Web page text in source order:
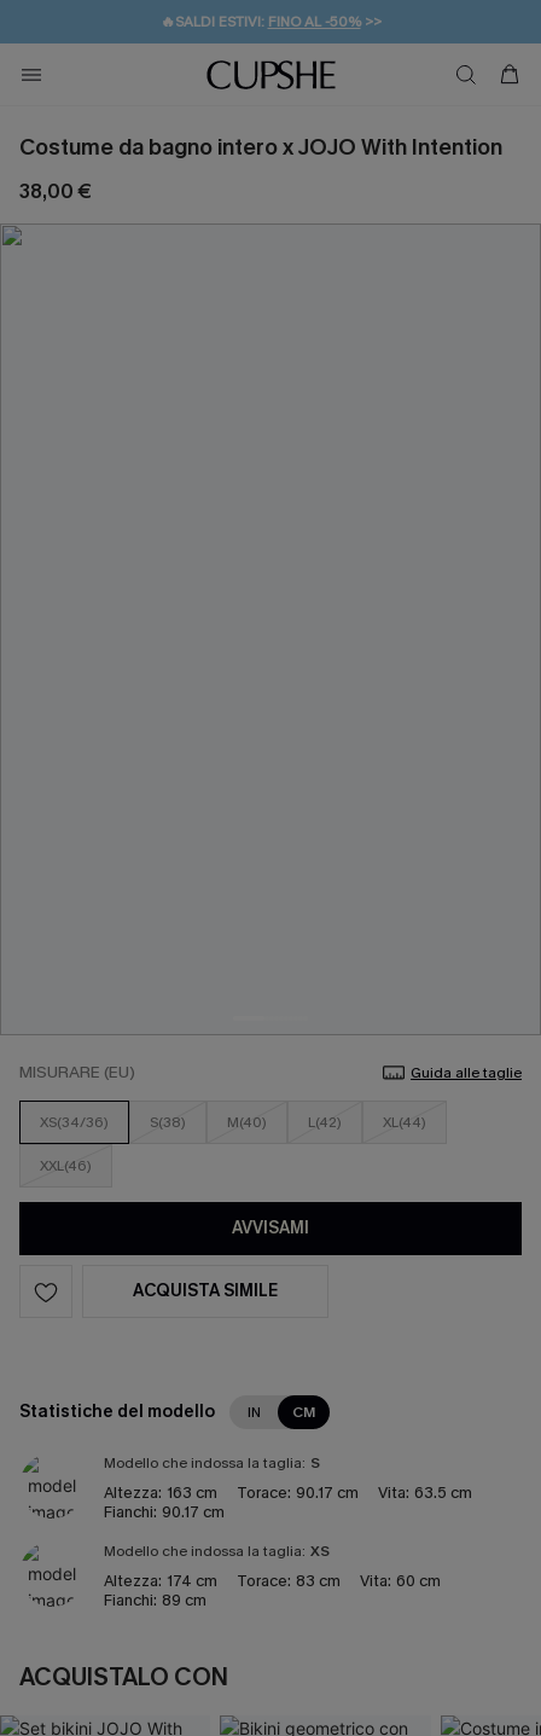
🔥SALDI ESTIVI: FINO AL -50%>>
🚚SPEDIZIONE GRATUITA DA 49€
💌REGALO PER I NUOVI: 20% DI SCONTO*
Costume da bagno intero x JOJO With Intention
38,00 €
MISURARE (EU) Guida alle taglie
XS(34/36) S(38) M(40) L(42) XL(44)
XXL(46)
AVVISAMI
ACQUISTA SIMILE
Statistiche del modello IN CM
Modello che indossa la taglia: S
Altezza: 163 cm Torace: 90.17 cm Vita: 63.5 cm
Fianchi: 90.17 cm
Modello che indossa la taglia: XS
Altezza: 174 cm Torace: 83 cm Vita: 60 cm
Fianchi: 89 cm
ACQUISTALO CON